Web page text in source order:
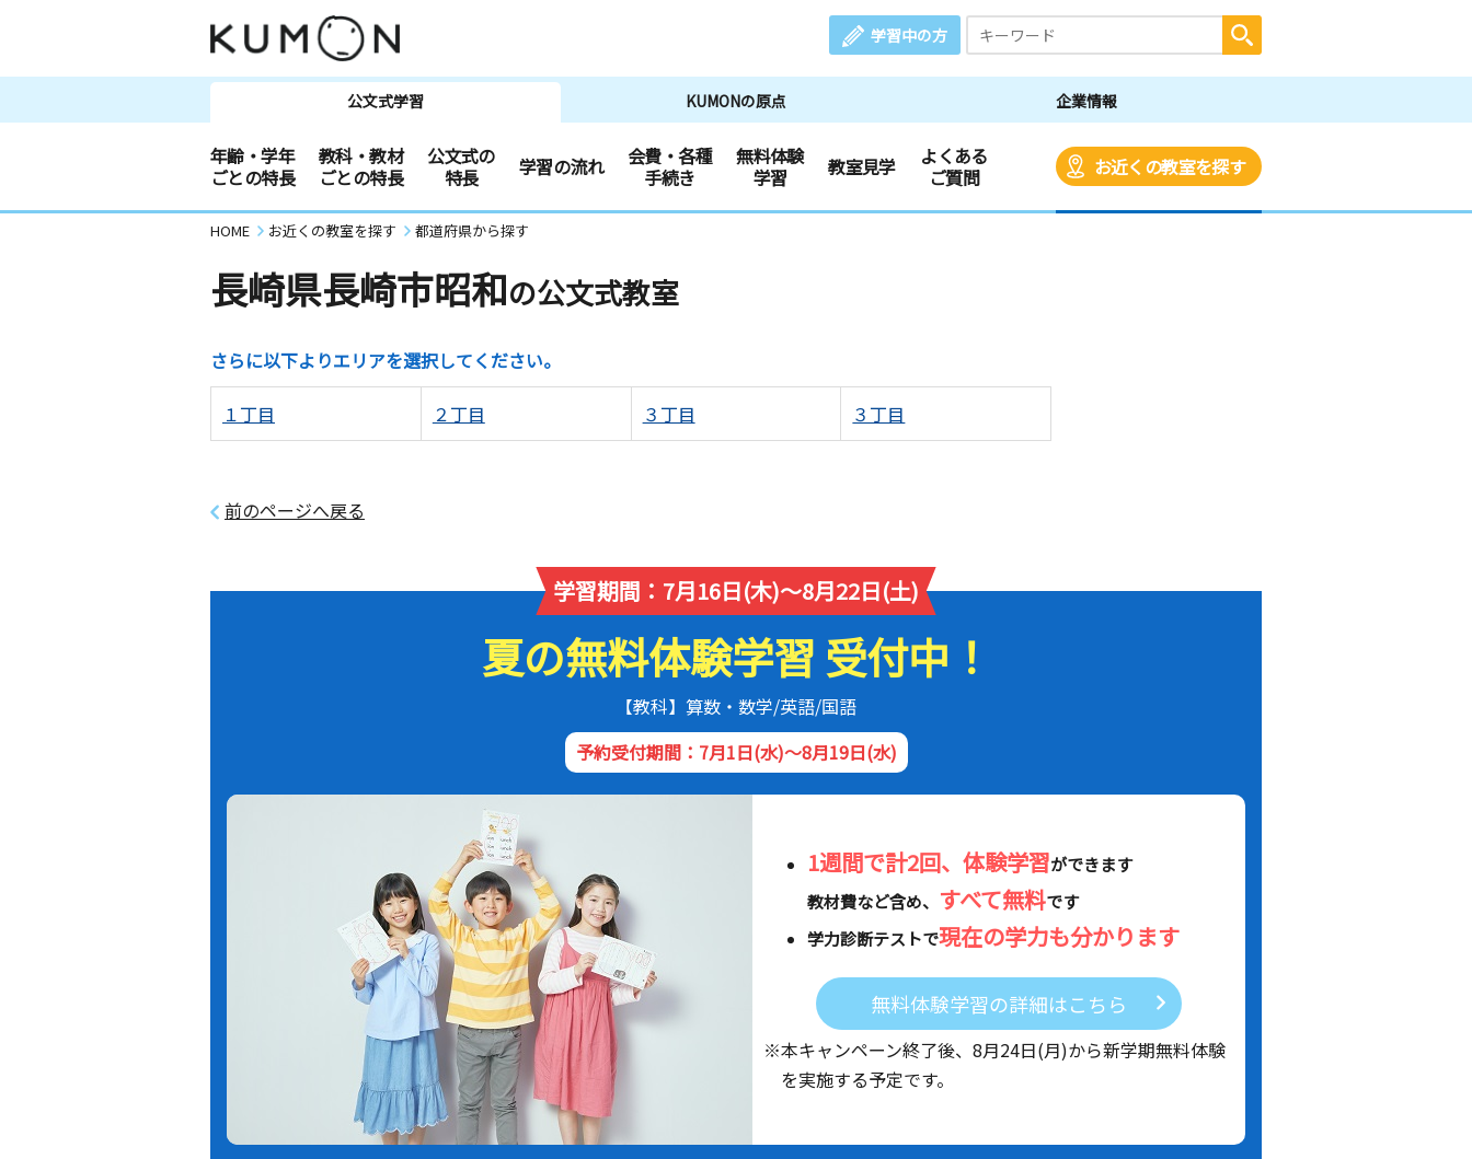
学習中の方
公文式学習 KUMONの原点 企業情報
年齢・学年
ごとの特長
教科・教材
ごとの特長
公文式の
特長
学習の流れ
会費・各種
手続き
無料体験
学習
教室見学
よくある
ご質問
お近くの教室を探す
HOME お近くの教室を探す 都道府県から探す
長崎県長崎市昭和の公文式教室
さらに以下よりエリアを選択してください。
１丁目 ２丁目 ３丁目 ３丁目
前のページへ戻る
学習期間：7月16日(木)～8月22日(土)
夏の無料体験学習 受付中！
【教科】算数・数学/英語/国語
予約受付期間：7月1日(水)～8月19日(水)
1週間で計2回、体験学習ができます
教材費など含め、 すべて無料です
学力診断テストで現在の学力も分かります
無料体験学習の詳細はこちら
※本キャンペーン終了後、 8月24日(月)から新学期無料体験
を実施する予定です。